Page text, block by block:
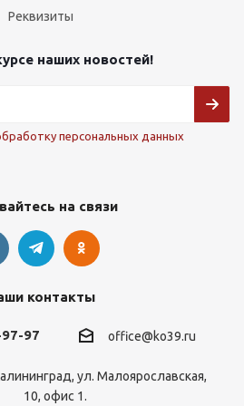
Реквизиты
наших новостей!
персональных данных
на связи
контакты
97 office@ko39.ru
ул. Малоярославская,
10, офис 1.